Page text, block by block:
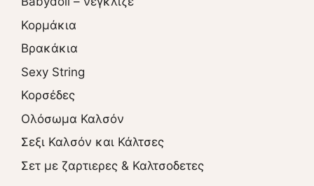
Κορμάκια
Βρακάκια
Sexy String
Κορσέδες
Ολόσωμα Καλσόν
Σεξι Καλσόν και Κάλτσες
Σετ με ζαρτιερες & Καλτσοδετες